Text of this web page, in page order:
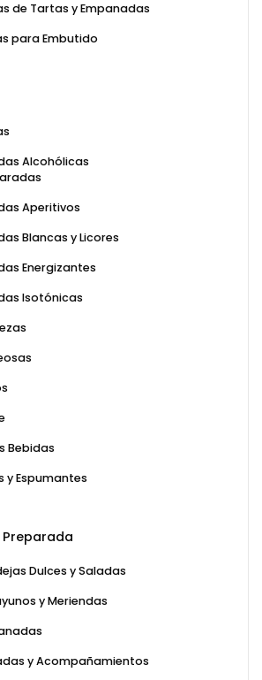
de Tartas y Empanadas
para Embutido
Alcohólicas
Aperitivos
Blancas y Licores
Energizantes
Isotónicas
Bebidas
y Espumantes
Dulces y Saladas
y Meriendas
y Acompañamientos